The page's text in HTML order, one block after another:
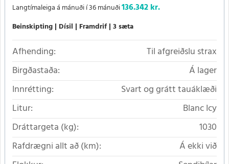
Langtímaleiga á mánuði í 36 mánuði136.342 kr.
Beinskipting Dísil Framdrif 3 sæta
Afhending:
Til afgreiðslu strax
Birgðastaða:
Á lager
Innrétting:
Svart og grátt tauáklæði
Litur:
Blanc Icy
Dráttargeta (kg):
1030
Rafdrægni allt að (km):
Á ekki við